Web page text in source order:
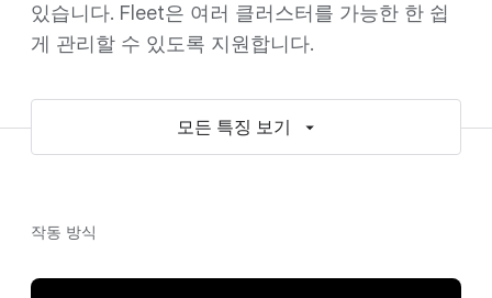
있습니다. Fleet은 여러 클러스터를 가능한 한 쉽
게 관리할 수 있도록 지원합니다.
모든 특징 보기
작동 방식